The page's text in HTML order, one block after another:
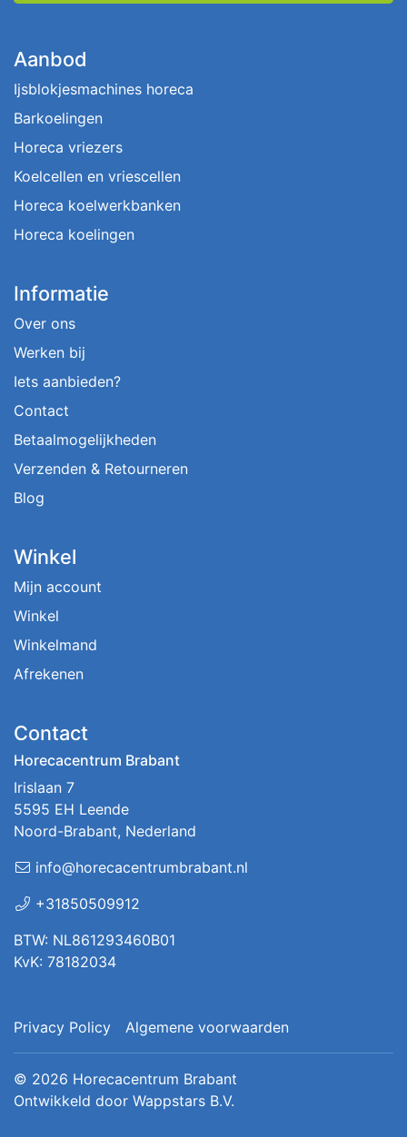
Aanbod
Ijsblokjesmachines horeca
Barkoelingen
Horeca vriezers
Koelcellen en vriescellen
Horeca koelwerkbanken
Horeca koelingen
Informatie
Over ons
Werken bij
Iets aanbieden?
Contact
Betaalmogelijkheden
Verzenden & Retourneren
Blog
Winkel
Mijn account
Winkel
Winkelmand
Afrekenen
Contact
Horecacentrum Brabant
Irislaan 7
5595 EH Leende
Noord-Brabant, Nederland
info@horecacentrumbrabant.nl
+31850509912
BTW: NL861293460B01
KvK: 78182034
Privacy Policy Algemene voorwaarden
© 2026 Horecacentrum Brabant
Ontwikkeld door Wappstars B.V.